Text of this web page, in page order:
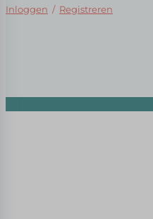
Inloggen / Registreren